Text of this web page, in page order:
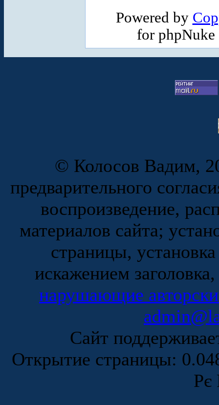
Powered by
for
© Колосов Вадим,
предварительного
воспроизведение,
материалов сайта;
страницы,
искажением
нарушающие
Сайт
Открытие страницы:
Рє